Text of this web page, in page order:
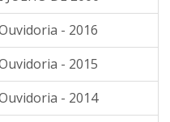
- 2016
- 2015
- 2014